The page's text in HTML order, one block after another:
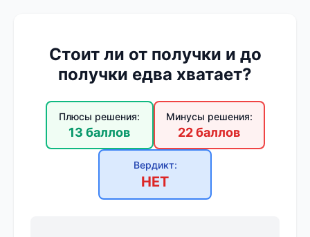
Стоит ли от получки и до
получки едва хватает?
Плюсы решения:
13 баллов
Минусы решения:
22 баллов
Вердикт:
НЕТ